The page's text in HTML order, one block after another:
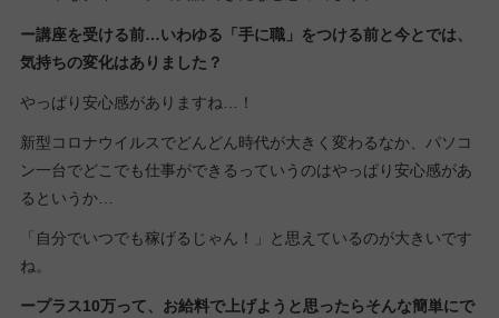
ー講座を受ける前…いわゆる「手に職」をつける前と今とでは、
気持ちの変化はありました？
やっぱり安心感がありますね…！
新型コロナウイルスでどんどん時代が大きく変わるなか、パソコ
ン一台でどこでも仕事ができるっていうのはやっぱり安心感があ
るというか…
「自分でいつでも稼げるじゃん！」と思えているのが大きいです
ね。
ープラス10万って、お給料で上げようと思ったらそんな簡単にで